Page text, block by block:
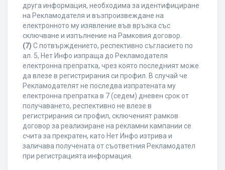
друга информация, необходима за идентифициране
на Рекламодателя и възпроизвеждане на
електронното му изявление във връзка със
сключване и изпълнение на Рамковия договор.
(7) С потвърждението, респективно съгласието по
ал. 5, Нет Инфо изпраща до Рекламодателя
електронна препратка, чрез която последният може
да влезе в регистрирания си профил. В случай че
Рекламодателят не последва изпратената му
електронна препратка в 7 (седем) дневен срок от
получаването, респективно не влезе в
регистрирания си профил, сключеният рамков
договор за реализиране на рекламни кампании се
счита за прекратен, като Нет Инфо изтрива и
заличава получената от съответния Рекламодател
при регистрацията информация.